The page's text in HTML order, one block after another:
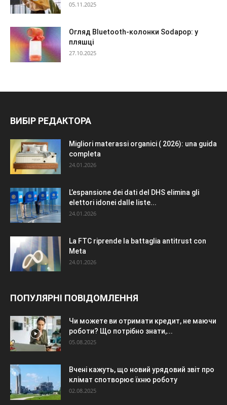
05.11.2025
Огляд Bluetooth-колонки Sodapop: у
пляшці
27.10.2025
ВИБІР РЕДАКТОРА
Migliori materassi organici ( 2026): una guida
completa
24.01.2026
L’espansione dei dati del DHS elimina gli
elettori idonei dalle liste...
24.01.2026
La FTC riprende la battaglia antitrust con
Meta
24.01.2026
ПОПУЛЯРНІ ПОВІДОМЛЕННЯ
Чи можете ви отримати кредит, не маючи
роботи? Що потрібно знати,...
05.08.2025
Вчені кажуть, що новий урядовий звіт про
клімат спотворює їхню роботу
02.08.2025